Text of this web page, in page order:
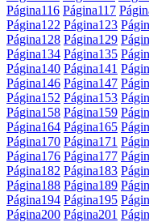
Página116 Página117
Página122 Página123
Página128 Página129
Página134 Página135
Página140 Página141
Página146 Página147
Página152 Página153
Página158 Página159
Página164 Página165
Página170 Página171
Página176 Página177
Página182 Página183
Página188 Página189
Página194 Página195
Página200 Página201